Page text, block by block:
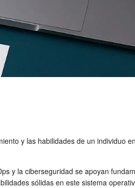
y las habilidades de un
y la ciberseguridad se apoyan
sólidas en este sistema